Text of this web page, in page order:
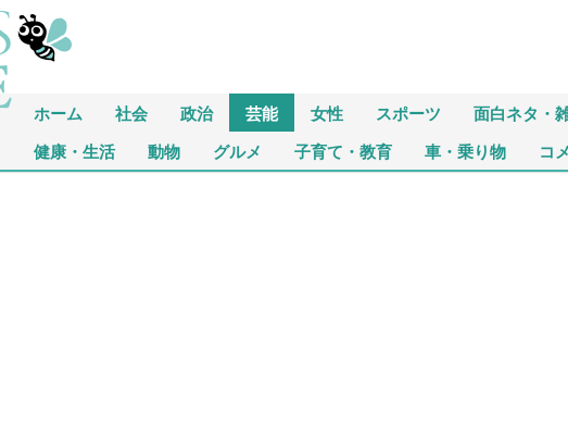
ホーム 社会 政治 芸能 女性 スポーツ 面白ネタ・
健康・生活 動物 グルメ 子育て・教育 車・乗り物 コ